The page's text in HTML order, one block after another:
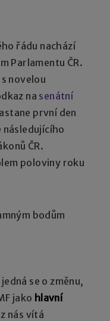
řádu nachází
Parlamentu ČR.
novelou
na senátní
první den
ČR.
poloviny roku
bodům
se o změnu,
jako hlavní
nás vítá